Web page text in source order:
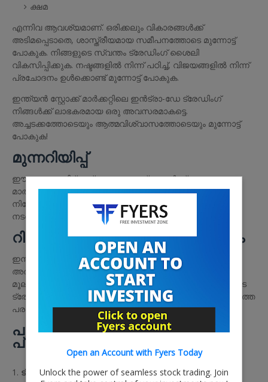
ക്ഷമ
എന്നിവ ആവശ്യമാണ്. ഒരിക്കലും വികാരങ്ങൾക്ക്
അടിമപ്പെടാതെ, ശാസ്ത്രീയമായ സമീപനത്തോടെ മുന്നോട്ട്
പോകുക. നിങ്ങളുടെ സ്വന്തം ട്രേഡിംഗ് ശൈലി
വികസിപ്പിക്കുക. നഷ്ടങ്ങളിൽ നിന്ന് പഠിച്ച്, വിജയങ്ങളിൽ നിന്ന്
പ്രചോദനം ഉൾക്കൊണ്ട് മുന്നോട്ട് പോകുക.
ഇന്ത്യൻ സ്റ്റോക്ക് മാർക്കറ്റിലെ ഇൻട്രാ-ഡേ ട്രേഡിംഗ്
നിങ്ങൾക്ക് ലാഭകരമായ ഒരു അവസരമാകട്ടെ.
അച്ചടക്കത്തോടെയും ആത്മവിശ്വാസത്തോടെയും മുന്നോട്ട്
പോകുക!
മുന്നറിയിപ്പ്
ഈ ലേഖനം വിദ്യാഭ്യാസ ആവശ്യങ്ങൾക്ക്
മാത്രമുള്ളതാണ്. ഇതിൽ പറഞ്ഞിരിക്കുന്ന കാര്യങ്ങൾ
നിക്ഷേപ ഉപദേശമായി കണക്കാക്കരുത്. നിക്ഷേപം
നടത്തുന്നതിന് മുൻപ് വിദഗ്ധരുടെ ഉപദേശം തേടുക.
റിസ്ക് മാനേജ്മെന്റിന്റെ പ്രാധാന്യം
ഇൻട്രാ-ഡേ ട്രേഡിംഗിൽ റിസ്ക് മാനേജ്മെന്റ്
അത്യന്താപേക്ഷിതമാണ്. ഒരു ദിവസത്തെ നഷ്ടം മൊത്തം
മൂലധനത്തിന്റെ 2% കവിയരുത്. ഉദാഹരണത്തിന്, നിങ്ങളുടെ
ട്രേഡിംഗ് മൂലധനം 1 ലക്ഷം രൂപയാണെങ്കിൽ, ഒരു ദിവസത്തെ
പരമാവധി നഷ്ടം 2,000 രൂപയിൽ പരിമിതപ്പെടുത്തണം.
പുതിയ ട്രേഡർമാർക്കുള്ള
പ്രത്യേക നിർദ്ദേശങ്ങൾ
ട്രേഡിംഗ് അക്കൗണ്ട് തിരഞ്ഞെടുക്കുമ്പോൾ
Open an Account with Fyers Today
Unlock the power of seamless stock trading. Join